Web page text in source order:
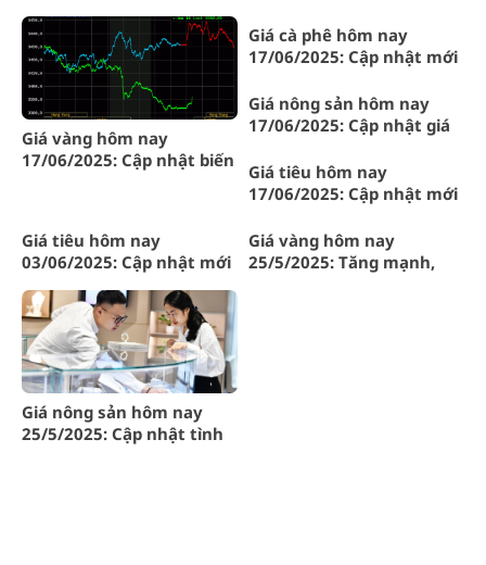
mạnh
Giá vàng hôm nay
17/06/2025: Cập nhật biến
Giá cà phê hôm nay
17/06/2025: Cập nhật mới
Nguyên
Giá nông sản hôm nay
17/06/2025: Cập nhật giá
và Tây Nguyên
Giá tiêu hôm nay
17/06/2025: Cập nhật mới
Giá tiêu hôm nay
03/06/2025: Cập nhật mới
trọng điểm
Giá vàng hôm nay
25/5/2025: Tăng mạnh,
Giá nông sản hôm nay
25/5/2025: Cập nhật tình